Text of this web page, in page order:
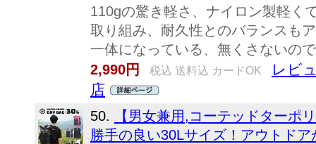
110gの驚き軽さ、ナイロン製軽く
取り組み、耐久性とのバランスも
一体になっている、無くさないの
2,990円
税込 送料込 カードOK
レビ
店
50.
【男女兼用,コーテッドターポ
勝手の良い30Lサイズ！アウトド